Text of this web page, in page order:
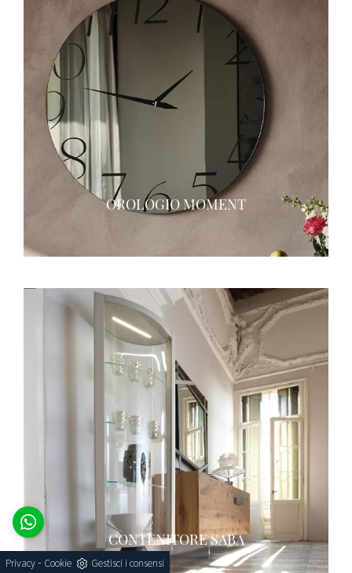
OROLOGIO MOMENT
CONTENITORE SABA
Privacy- Cookie Gestisci i consensi